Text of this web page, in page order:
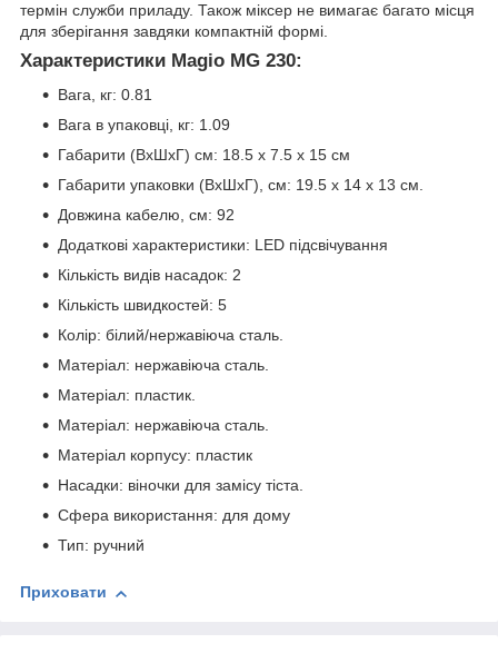
термін служби приладу. Також міксер не вимагає багато місця
для зберігання завдяки компактній формі.
Характеристики Magio MG 230:
Вага, кг: 0.81
Вага в упаковці, кг: 1.09
Габарити (ВхШхГ) см: 18.5 х 7.5 х 15 см
Габарити упаковки (ВхШхГ), см: 19.5 х 14 х 13 см.
Довжина кабелю, см: 92
Додаткові характеристики: LED підсвічування
Кількість видів насадок: 2
Кількість швидкостей: 5
Колір: білий/нержавіюча сталь.
Матеріал: нержавіюча сталь.
Матеріал: пластик.
Матеріал: нержавіюча сталь.
Матеріал корпусу: пластик
Насадки: віночки для замісу тіста.
Сфера використання: для дому
Тип: ручний
Приховати